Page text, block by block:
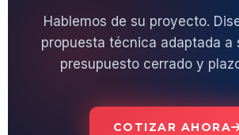
Hablemos de su proyecto.
propuesta técnica adaptada a
presupuesto cerrado y
COTIZAR AHORA